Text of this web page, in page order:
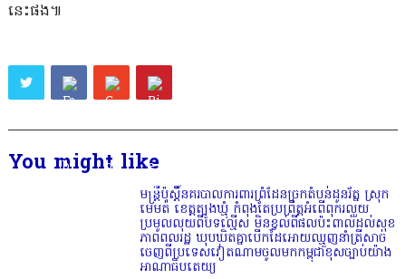
នេះផង៕
You might like
មន្ត្រីប៉ុស្តិ៍នគរបាលការពារព្រំដែនច្រកតំបន់ដូនរ័ត្ន ស្រុក
មេមត់ ខេត្តត្បូងឃ្មុំ កំពុងតែប្រព្រឹត្តអំពើពុករលួយ
ប្រមូលលុយពីបទល្មើស មិនខ្វល់ពីផលប៉ះពាល់ដល់សុខ
ភាពពលរដ្ឋ ឃុបឃិតគ្នាបើកដៃអោយឈ្មួញនាំត្រីសាច់
ចេញពីប្រទេសវៀតណាមចូលមកកម្ពុជាខុសច្បាប់យ៉ាង
អាណាធិបតេយ្យ